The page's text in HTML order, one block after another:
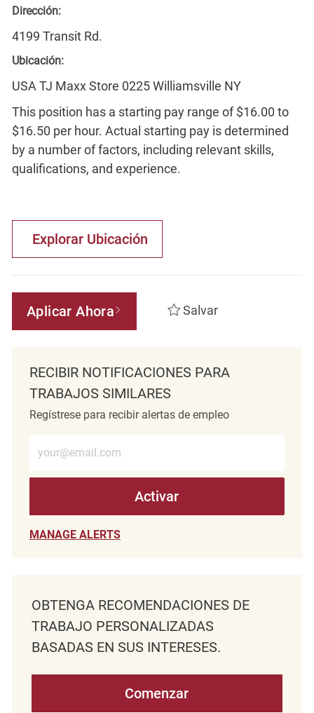
Dirección:
4199 Transit Rd.
Ubicación:
USA TJ Maxx Store 0225 Williamsville NY
This position has a starting pay range of $16.00 to
$16.50 per hour. Actual starting pay is determined
by a number of factors, including relevant skills,
qualifications, and experience.
Explorar Ubicación
Aplicar Ahora Salvar
RECIBIR NOTIFICACIONES PARA
TRABAJOS SIMILARES
Regístrese para recibir alertas de empleo
Activar
MANAGE ALERTS
OBTENGA RECOMENDACIONES DE
TRABAJO PERSONALIZADAS
BASADAS EN SUS INTERESES.
Comenzar